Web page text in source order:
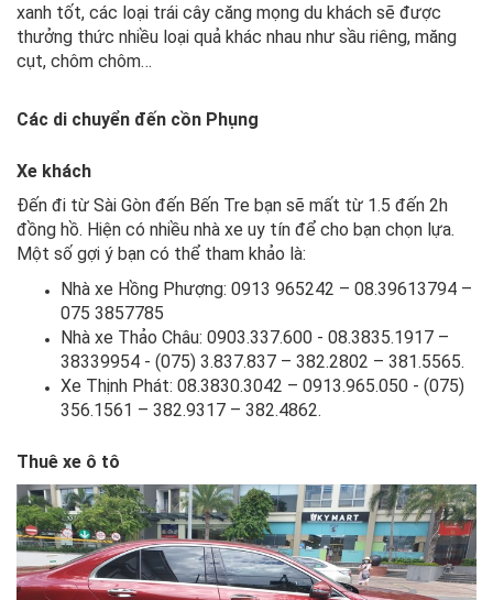
xanh tốt, các loại trái cây căng mọng du khách sẽ được
thưởng thức nhiều loại quả khác nhau như sầu riêng, măng
cụt, chôm chôm…
Các di chuyển đến cồn Phụng
Xe khách
Đến đi từ Sài Gòn đến Bến Tre bạn sẽ mất từ 1.5 đến 2h
đồng hồ. Hiện có nhiều nhà xe uy tín để cho bạn chọn lựa.
Một số gợi ý bạn có thể tham khảo là:
Nhà xe Hồng Phượng: 0913 965242 – 08.39613794 –
075 3857785
Nhà xe Thảo Châu: 0903.337.600 - 08.3835.1917 –
38339954 - (075) 3.837.837 – 382.2802 – 381.5565.
Xe Thịnh Phát: 08.3830.3042 – 0913.965.050 - (075)
356.1561 – 382.9317 – 382.4862.
Thuê xe ô tô